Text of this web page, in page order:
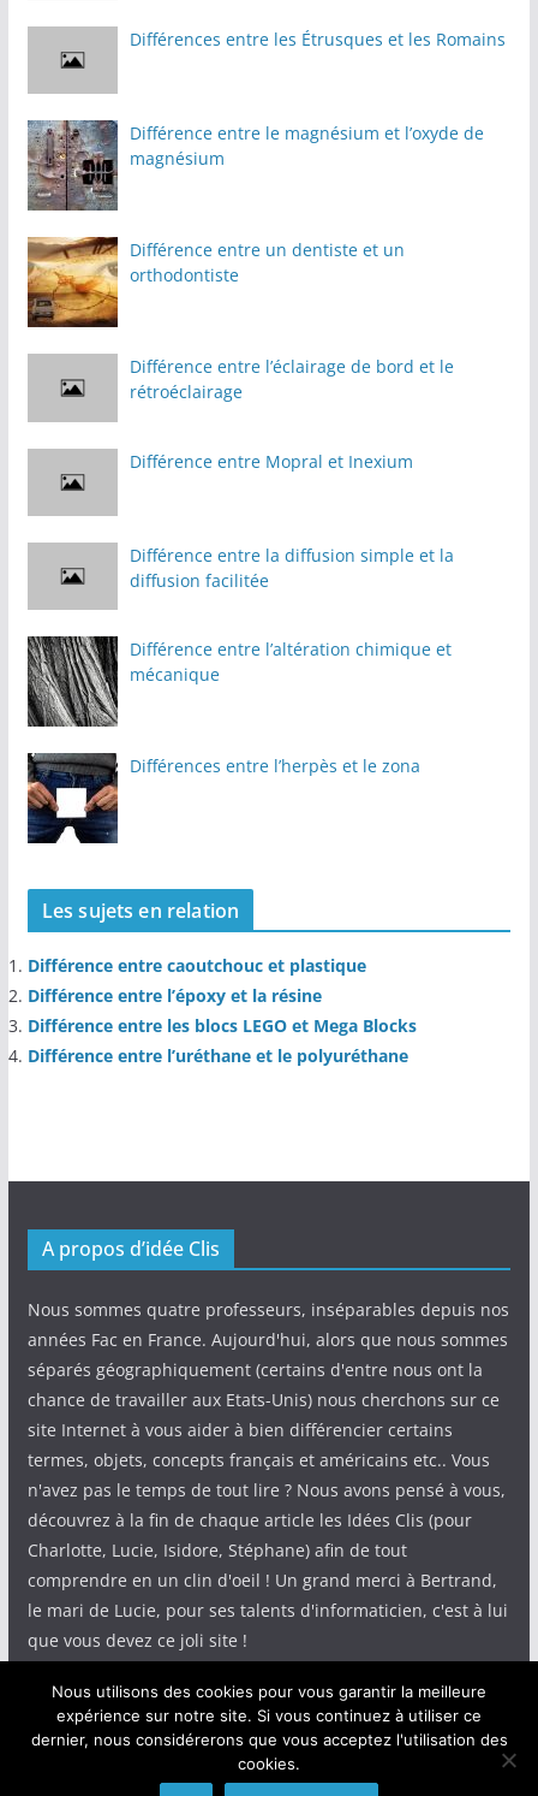
Différences entre les Étrusques et les Romains
Différence entre le magnésium et l’oxyde de
magnésium
Différence entre un dentiste et un
orthodontiste
Différence entre l’éclairage de bord et le
rétroéclairage
Différence entre Mopral et Inexium
Différence entre la diffusion simple et la
diffusion facilitée
Différence entre l’altération chimique et
mécanique
Différences entre l’herpès et le zona
Les sujets en relation
Différence entre caoutchouc et plastique
Différence entre l’époxy et la résine
Différence entre les blocs LEGO et Mega Blocks
Différence entre l’uréthane et le polyuréthane
A propos d’idée Clis
Nous sommes quatre professeurs, inséparables depuis nos
années Fac en France. Aujourd'hui, alors que nous sommes
séparés géographiquement (certains d'entre nous ont la
chance de travailler aux Etats-Unis) nous cherchons sur ce
site Internet à vous aider à bien différencier certains
termes, objets, concepts français et américains etc.. Vous
n'avez pas le temps de tout lire ? Nous avons pensé à vous,
découvrez à la fin de chaque article les Idées Clis (pour
Charlotte, Lucie, Isidore, Stéphane) afin de tout
comprendre en un clin d'oeil ! Un grand merci à Bertrand,
le mari de Lucie, pour ses talents d'informaticien, c'est à lui
que vous devez ce joli site !
IdeeClis. Tous droits réservés.
Nous utilisons des cookies pour vous garantir la meilleure
expérience sur notre site. Si vous continuez à utiliser ce
dernier, nous considérerons que vous acceptez l'utilisation des
cookies.